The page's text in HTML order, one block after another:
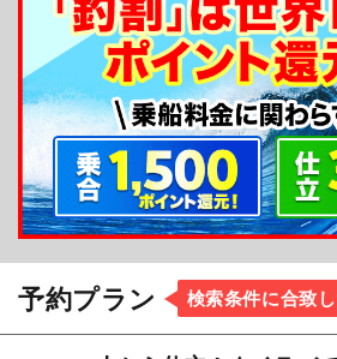
よ☆分からないことはなんでも
にお教えしますのでご安心を！
予約プラン 検索条件に合致